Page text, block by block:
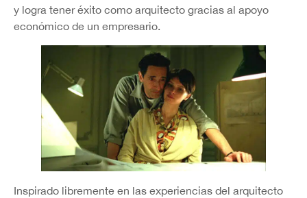
y logra tener éxito como arquitecto gracias al apoyo
económico de un empresario.
Inspirado libremente en las experiencias del arquitecto